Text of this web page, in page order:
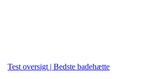
Test oversigt | Bedste badehætte